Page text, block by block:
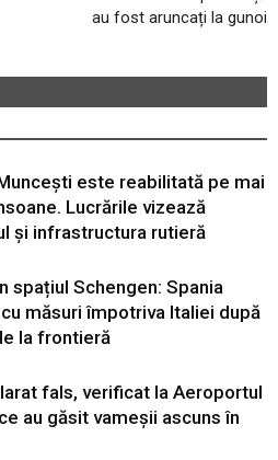
au fost aruncați la gunoi
este reabilitată pe mai
Lucrările vizează
și infrastructura rutieră
spațiul Schengen: Spania
măsuri împotriva Italiei după
la frontieră
fals, verificat la Aeroportul
au găsit vameșii ascuns în